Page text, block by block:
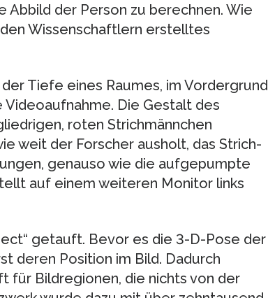
Abbild der Person zu berechnen. Wie
Wissenschaftlern erstelltes
Tiefe eines Raumes, im Vordergrund
Die Gestalt des
roten Strichmännchen
weit der Forscher ausholt, das Strich-
genauso wie die aufgepumpte
auf einem weiteren Monitor links
getauft. Bevor es die 3-D-Pose der
deren Position im Bild. Dadurch
für Bildregionen, die nichts von der